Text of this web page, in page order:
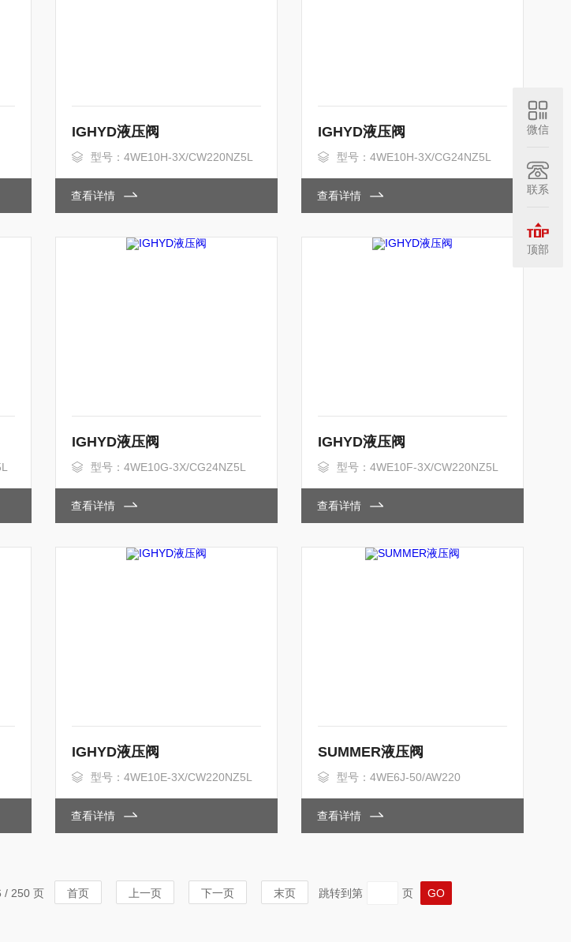
IGHYD液压阀
型号：4WE10H-3X/CW220NZ5L
查看详情
IGHYD液压阀
型号：4WE10H-3X/CG24NZ5L
查看详情
IGHYD液压阀
型号：4WE10G-3X/CG24NZ5L
查看详情
IGHYD液压阀
型号：4WE10F-3X/CW220NZ5L
查看详情
IGHYD液压阀
型号：4WE10E-3X/CW220NZ5L
查看详情
SUMMER液压阀
型号：4WE6J-50/AW220
查看详情
/ 250 页 首页 上一页 下一页 末页 跳转到第 页
微信
联系
顶部